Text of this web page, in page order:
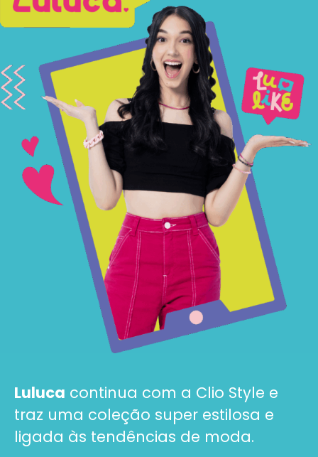
Luluca continua com a Clio Style e
traz uma coleção super estilosa e
ligada às tendências de moda.